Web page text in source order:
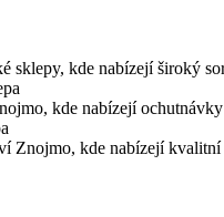
sklepy, kde nabízejí široký
kde nabízejí
Znojmo, kde nabízejí kvalitní